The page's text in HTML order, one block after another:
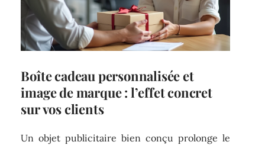
Boîte cadeau personnalisée et
image de marque : l’effet concret
sur vos clients
Un objet publicitaire bien conçu prolonge le